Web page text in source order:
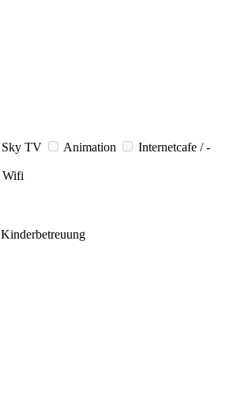
Sky TV Animation
Internetcafe / -
Kinderbetreuung